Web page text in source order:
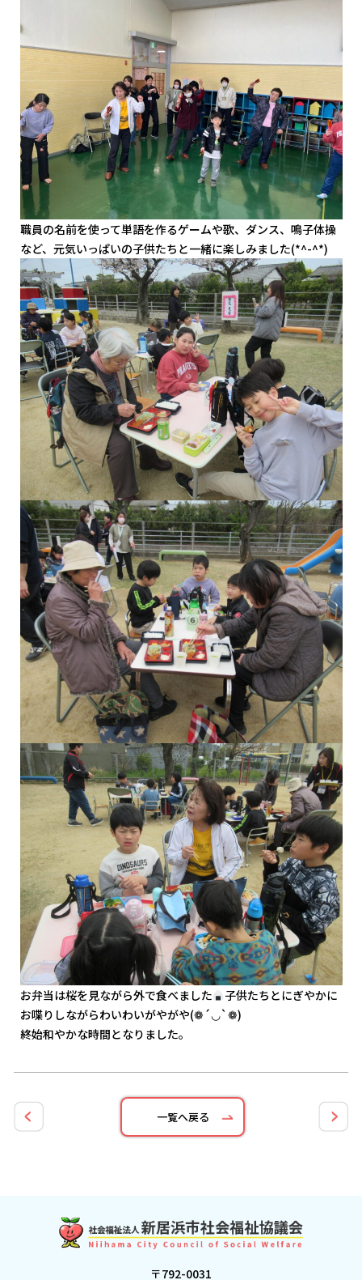
職員の名前を使って単語を作るゲームや歌、ダンス、鳴子体操
など、元気いっぱいの子供たちと一緒に楽しみました(*^-^*)
お弁当は桜を見ながら外で食べました
子供たちとにぎやかに
お喋りしながらわいわいがやがや(❁´◡`❁)
終始和やかな時間となりました。
一覧へ戻る
〒792-0031